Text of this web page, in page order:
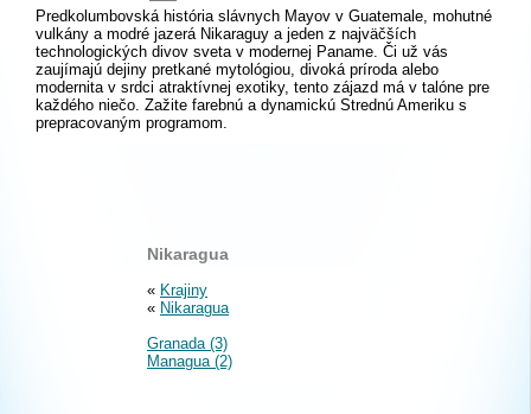
Predkolumbovská história slávnych Mayov v Guatemale, mohutné
vulkány a modré jazerá Nikaraguy a jeden z najväčších
technologických divov sveta v modernej Paname. Či už vás
zaujímajú dejiny pretkané mytológiou, divoká príroda alebo
modernita v srdci atraktívnej exotiky, tento zájazd má v talóne pre
každého niečo. Zažite farebnú a dynamickú Strednú Ameriku s
prepracovaným programom.
Nikaragua
« Krajiny
« Nikaragua
Granada (3)
Managua (2)